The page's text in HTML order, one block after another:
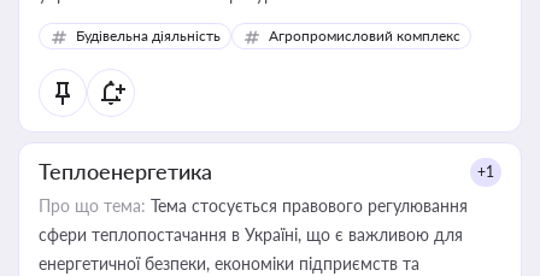
Будівельна діяльність Агропромисловий комплекс
Теплоенергетика +1
Про що тема: Тема стосується правового регулювання
сфери теплопостачання в Україні, що є важливою для
енергетичної безпеки, економіки підприємств та